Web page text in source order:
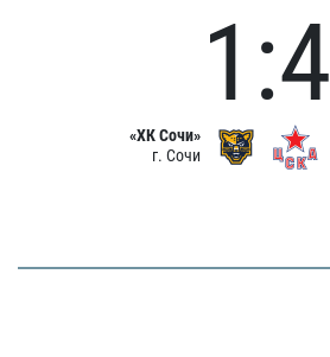
«ХК Сочи»
г. Сочи
1:4